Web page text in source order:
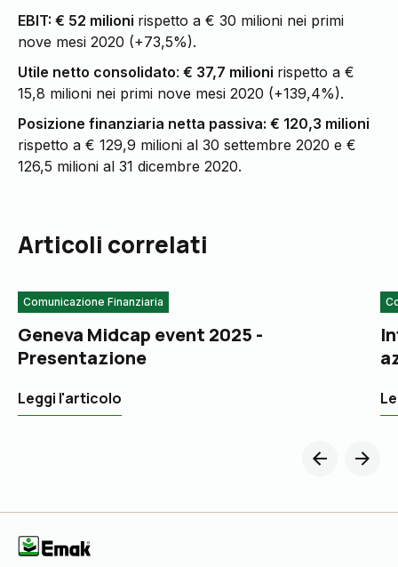
EBIT: € 52 milioni rispetto a € 30 milioni nei primi
nove mesi 2020 (+73,5%).
Utile netto consolidato: € 37,7 milioni rispetto a €
15,8 milioni nei primi nove mesi 2020 (+139,4%).
Posizione finanziaria netta passiva: € 120,3 milioni
rispetto a € 129,9 milioni al 30 settembre 2020 e €
126,5 milioni al 31 dicembre 2020.
Articoli correlati
Comunicazione Finanziaria
Geneva Midcap event 2025 -
Presentazione
Leggi l'articolo